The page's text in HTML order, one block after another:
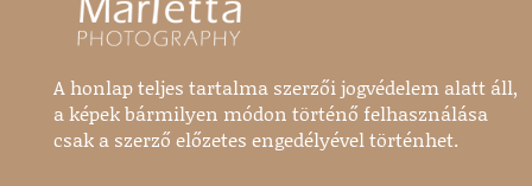
A honlap teljes tartalma szerzői jogvédelem alatt áll,
a képek bármilyen módon történő felhasználása
csak a szerző előzetes engedélyével történhet.